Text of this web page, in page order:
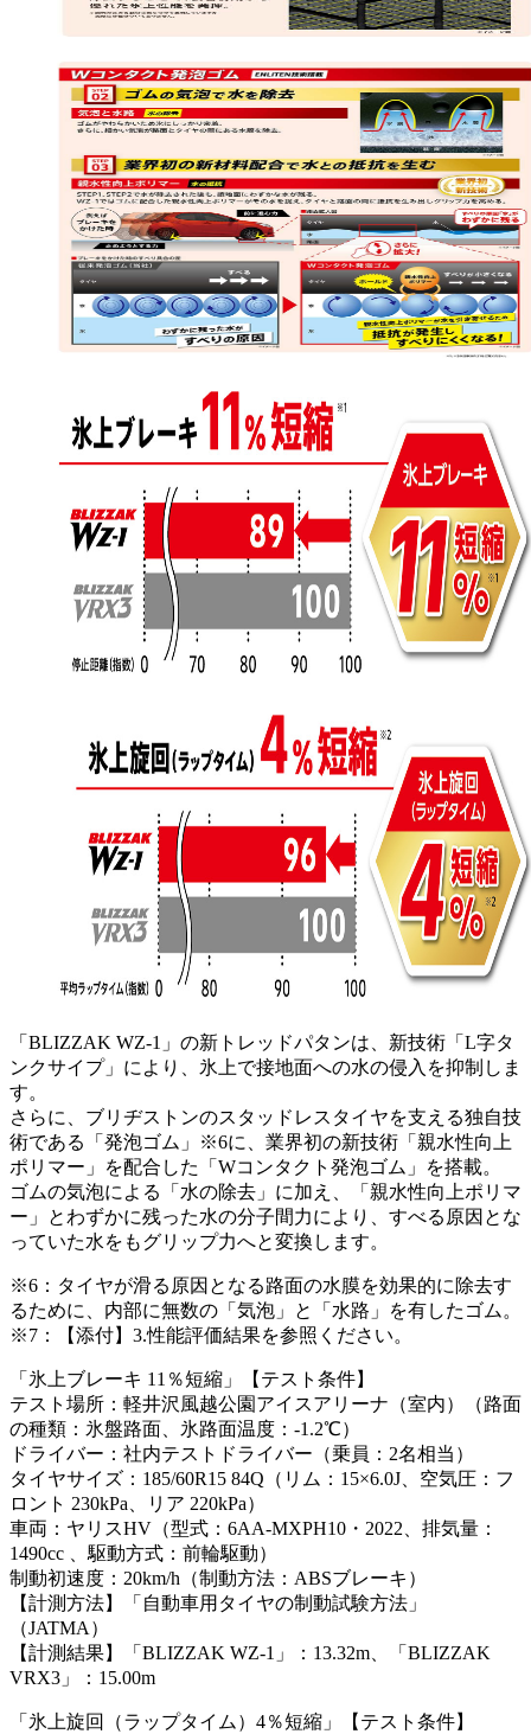
「BLIZZAK WZ-1」の新トレッドパタンは、新技術「L字タ
ンクサイプ」により、氷上で接地面への水の侵入を抑制しま
す。
さらに、ブリヂストンのスタッドレスタイヤを支える独自技
術である「発泡ゴム」※6に、業界初の新技術「親水性向上
ポリマー」を配合した「Wコンタクト発泡ゴム」を搭載。
ゴムの気泡による「水の除去」に加え、「親水性向上ポリマ
ー」とわずかに残った水の分子間力により、すべる原因とな
っていた水をもグリップ力へと変換します。
※6：タイヤが滑る原因となる路面の水膜を効果的に除去す
るために、内部に無数の「気泡」と「水路」を有したゴム。
※7：【添付】3.性能評価結果を参照ください。
「氷上ブレーキ 11％短縮」【テスト条件】
テスト場所：軽井沢風越公園アイスアリーナ（室内）（路面
の種類：氷盤路面、氷路面温度：-1.2℃）
ドライバー：社内テストドライバー（乗員：2名相当）
タイヤサイズ：185/60R15 84Q（リム：15×6.0J、空気圧：フ
ロント 230kPa、リア 220kPa）
車両：ヤリスHV（型式：6AA-MXPH10・2022、排気量：
1490cc 、駆動方式：前輪駆動）
制動初速度：20km/h（制動方法：ABSブレーキ）
【計測方法】「自動車用タイヤの制動試験方法」
（JATMA）
【計測結果】「BLIZZAK WZ-1」：13.32m、「BLIZZAK
VRX3」：15.00m
「氷上旋回（ラップタイム）4％短縮」【テスト条件】